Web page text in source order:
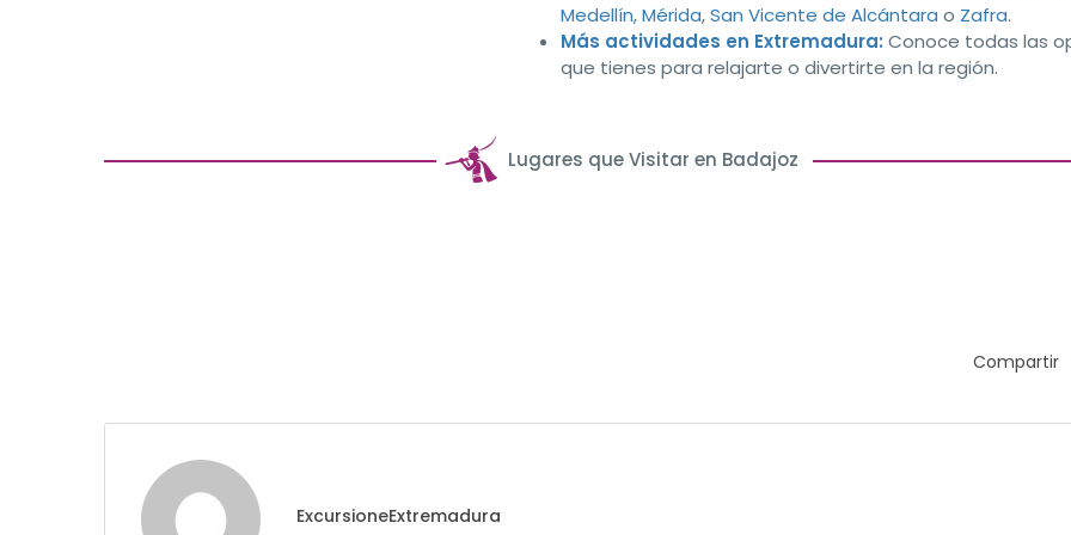
Medellín,Mérida,San Vicente de Alcántara o Zafra.
Más actividades en Extremadura: Conoce todas las
que tienes para relajarte o divertirte en la región.
Lugares que Visitar en Badajoz
Compartir
ExcursioneExtremadura